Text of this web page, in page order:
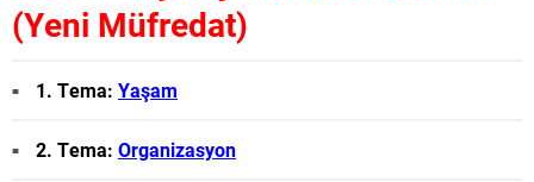
(Yeni Müfredat)
1. Tema: Yaşam
2. Tema: Organizasyon